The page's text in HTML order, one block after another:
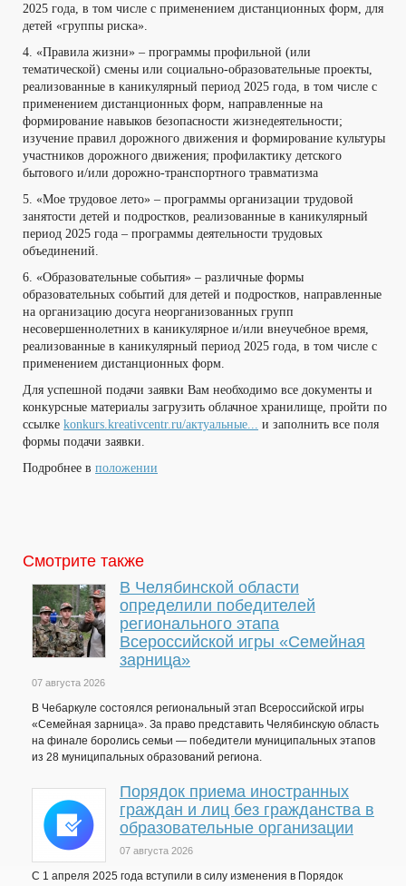
2025 года, в том числе с применением дистанционных форм, для
детей «группы риска».
4. «Правила жизни» – программы профильной (или
тематической) смены или социально-образовательные проекты,
реализованные в каникулярный период 2025 года, в том числе с
применением дистанционных форм, направленные на
формирование навыков безопасности жизнедеятельности;
изучение правил дорожного движения и формирование культуры
участников дорожного движения; профилактику детского
бытового и/или дорожно-транспортного травматизма
5. «Мое трудовое лето» – программы организации трудовой
занятости детей и подростков, реализованные в каникулярный
период 2025 года – программы деятельности трудовых
объединений.
6. «Образовательные события» – различные формы
образовательных событий для детей и подростков, направленные
на организацию досуга неорганизованных групп
несовершеннолетних в каникулярное и/или внеучебное время,
реализованные в каникулярный период 2025 года, в том числе с
применением дистанционных форм.
Для успешной подачи заявки Вам необходимо все документы и
конкурсные материалы загрузить облачное хранилище, пройти по
ссылке konkurs.kreativcentr.ru/актуальные... и заполнить все поля
формы подачи заявки.
Подробнее в положении
Смотрите также
В Челябинской области
определили победителей
регионального этапа
Всероссийской игры «Семейная
зарница»
07 августа 2026
В Чебаркуле состоялся региональный этап Всероссийской игры
«Семейная зарница». За право представить Челябинскую область
на финале боролись семьи — победители муниципальных этапов
из 28 муниципальных образований региона.
Порядок приема иностранных
граждан и лиц без гражданства в
образовательные организации
07 августа 2026
С 1 апреля 2025 года вступили в силу изменения в Порядок